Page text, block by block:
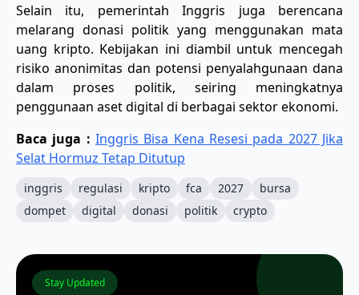
Selain itu, pemerintah Inggris juga berencana
melarang donasi politik yang menggunakan mata
uang kripto. Kebijakan ini diambil untuk mencegah
risiko anonimitas dan potensi penyalahgunaan dana
dalam proses politik, seiring meningkatnya
penggunaan aset digital di berbagai sektor ekonomi.
Baca juga : Inggris Bisa Kena Resesi pada 2027 Jika
Selat Hormuz Tetap Ditutup
inggris regulasi kripto fca 2027
bursa
dompet
digital donasi politik crypto
Stay Updated